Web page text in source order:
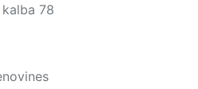
78